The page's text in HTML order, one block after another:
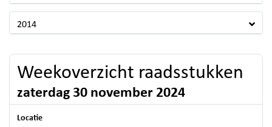
2014
Weekoverzicht raadsstukken
zaterdag 30 november 2024
Locatie